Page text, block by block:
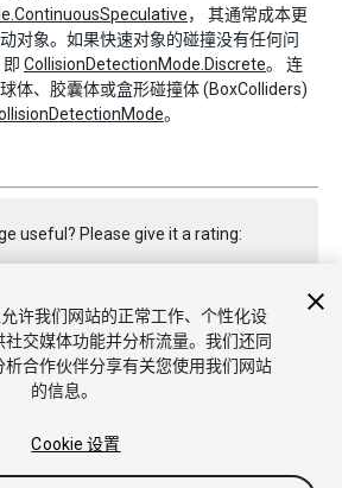
， 其通常成本更
对象。如果快速对象的碰撞没有任何问
CollisionDetectionMode.Discrete。 连
体、胶囊体或盒形碰撞体 (BoxColliders)
。
useful? Please give it a rating:
this page
许我们网站的正常工作、个性化设
交媒体功能并分析流量。我们还同
合作伙伴分享有关您使用我们网站
的信息。
Cookie 设置